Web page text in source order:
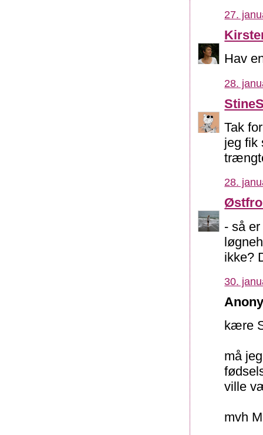
27.
Hav
28.
Tak
jeg fik
28.
- så
ikke?
30.
kære
må
ville
mvh